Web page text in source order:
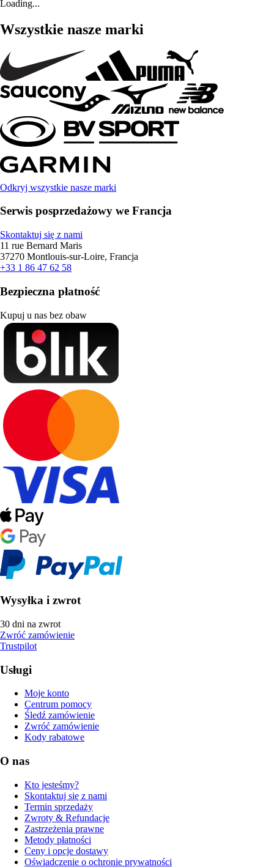
Loading...
Wszystkie nasze marki
Odkryj wszystkie nasze marki
Serwis posprzedażowy we Francja
Skontaktuj się z nami
11 rue Bernard Maris
37270 Montlouis-sur-Loire, Francja
+33 1 86 47 62 58
Bezpieczna płatność
Kupuj u nas bez obaw
Wysyłka i zwrot
30 dni na zwrot
Zwróć zamówienie
Trustpilot
Usługi
Moje konto
Centrum pomocy
Śledź zamówienie
Zwróć zamówienie
Kody rabatowe
O nas
Kto jesteśmy?
Skontaktuj się z nami
Termin sprzedaży
Zwroty & Refundacje
Zastrzeżenia prawne
Metody płatności
Ceny i opcje dostawy
Oświadczenie o ochronie prywatności